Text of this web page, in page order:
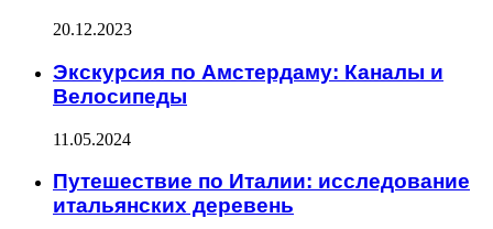
20.12.2023
Экскурсия по Амстердаму: Каналы и
Велосипеды
11.05.2024
Путешествие по Италии: исследование
итальянских деревень